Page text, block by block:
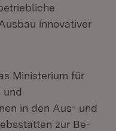
innovativer
Ministerium für
und
in den Aus- und
zur Be-